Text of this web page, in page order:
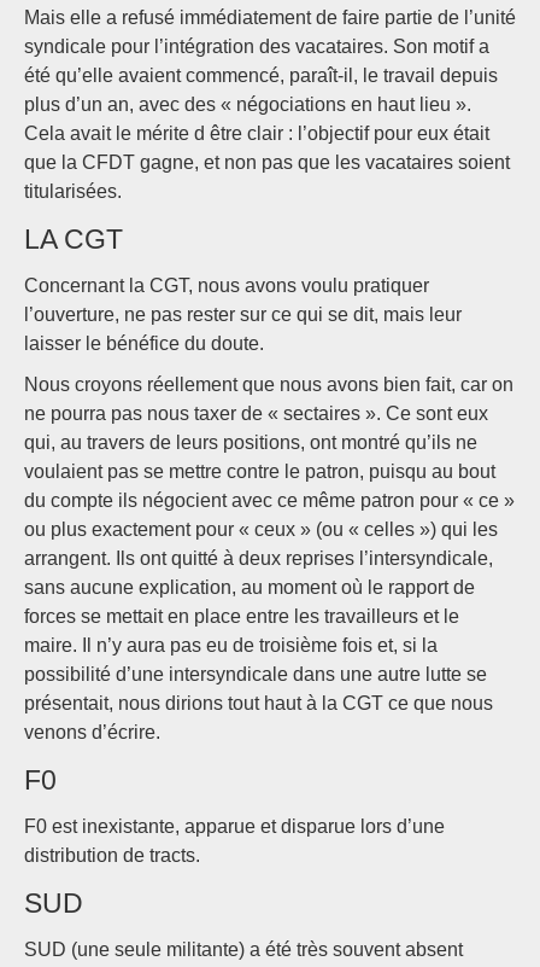
Mais elle a refusé immédiatement de faire partie de l’unité
syndicale pour l’intégration des vacataires. Son motif a
été qu’elle avaient commencé, paraît-il, le travail depuis
plus d’un an, avec des « négociations en haut lieu ».
Cela avait le mérite d être clair : l’objectif pour eux était
que la CFDT gagne, et non pas que les vacataires soient
titularisées.
LA CGT
Concernant la CGT, nous avons voulu pratiquer
l’ouverture, ne pas rester sur ce qui se dit, mais leur
laisser le bénéfice du doute.
Nous croyons réellement que nous avons bien fait, car on
ne pourra pas nous taxer de « sectaires ». Ce sont eux
qui, au travers de leurs positions, ont montré qu’ils ne
voulaient pas se mettre contre le patron, puisqu au bout
du compte ils négocient avec ce même patron pour « ce »
ou plus exactement pour « ceux » (ou « celles ») qui les
arrangent. Ils ont quitté à deux reprises l’intersyndicale,
sans aucune explication, au moment où le rapport de
forces se mettait en place entre les travailleurs et le
maire. Il n’y aura pas eu de troisième fois et, si la
possibilité d’une intersyndicale dans une autre lutte se
présentait, nous dirions tout haut à la CGT ce que nous
venons d’écrire.
F0
F0 est inexistante, apparue et disparue lors d’une
distribution de tracts.
SUD
SUD (une seule militante) a été très souvent absent